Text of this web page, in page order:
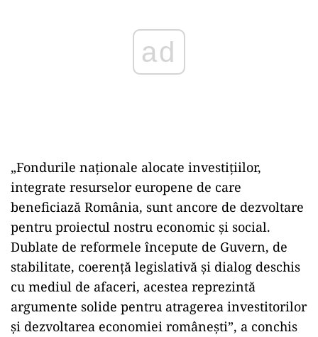
„Fondurile naţionale alocate investiţiilor,
integrate resurselor europene de care
beneficiază România, sunt ancore de dezvoltare
pentru proiectul nostru economic şi social.
Dublate de reformele începute de Guvern, de
stabilitate, coerenţă legislativă şi dialog deschis
cu mediul de afaceri, acestea reprezintă
argumente solide pentru atragerea investitorilor
şi dezvoltarea economiei româneşti”, a conchis